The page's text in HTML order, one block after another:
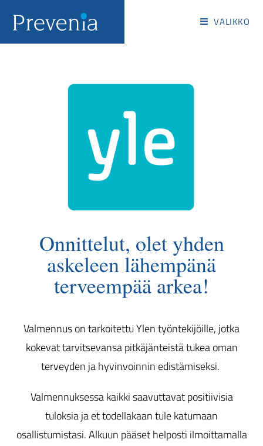
VALIKKO
Onnittelut, olet yhden
askeleen lähempänä
terveempää arkea!
Valmennus on tarkoitettu Ylen työntekijöille, jotka
kokevat tarvitsevansa pitkäjänteistä tukea oman
terveyden ja hyvinvoinnin edistämiseksi.
Valmennuksessa kaikki saavuttavat positiivisia
tuloksia ja et todellakaan tule katumaan
osallistumistasi.Alkuun pääset helposti ilmoittamalla